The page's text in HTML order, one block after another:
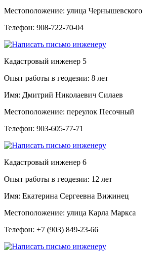
Местоположение: улица Чернышевского
Телефон: 908-722-70-04
Кадастровый инженер 5
Опыт работы в геодезии: 8 лет
Имя: Дмитрий Николаевич Силаев
Местоположение: переулок Песочный
Телефон: 903-605-77-71
Кадастровый инженер 6
Опыт работы в геодезии: 12 лет
Имя: Екатерина Сергеевна Вижинец
Местоположение: улица Карла Маркса
Телефон: +7 (903) 849-23-66